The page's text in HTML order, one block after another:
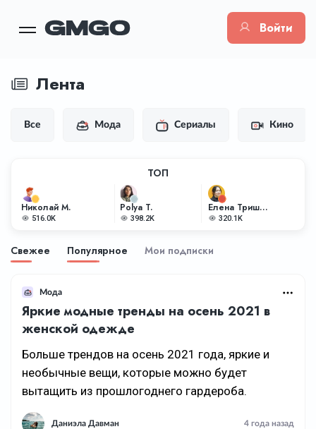
Войти
Лента
Все Мода Сериалы Кино
ТОП
Николай М.
516.0K
Polya T.
398.2K
Елена Тришкина
320.1K
Свежее Популярное Мои подписки
Мода
Яркие модные тренды на осень 2021 в
женской одежде
Больше трендов на осень 2021 года, яркие и
необычные вещи, которые можно будет
вытащить из прошлогоднего гардероба.
Даниэла Давман 4 года назад